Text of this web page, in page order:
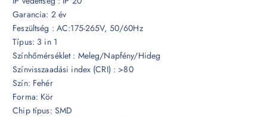
Garancia: 2 év
Feszültség : AC:175-265V, 50/60Hz
Típus: 3 in 1
Színhőmérséklet : Meleg/Napfény/Hideg
Színvisszaadási index (CRI) : >80
Szín: Fehér
Forma: Kör
Chip típus: SMD